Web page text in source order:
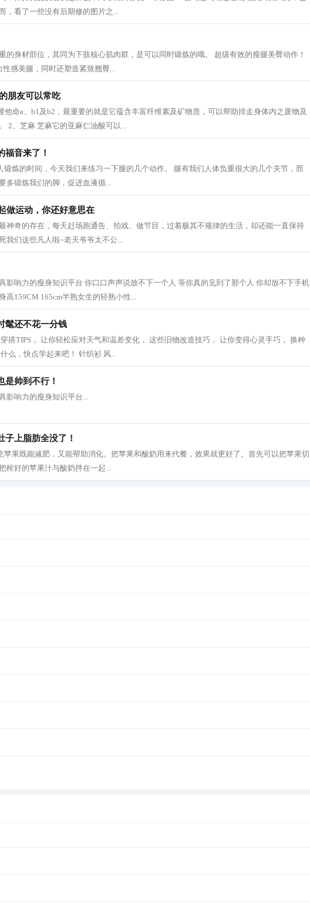
，看了一些没有后期修的图片之...
的身材部位，其同为下肢核心肌肉群，是可以同时锻炼的哦。 超级有效的瘦腿美臀动作！
感美腿，同时还塑造紧致翘臀...
朋友可以常吃
他命a、b1及b2，最重要的就是它蕴含丰富纤维素及矿物质，可以帮助排走身体内之废物及
2、芝麻 芝麻它的亚麻仁油酸可以...
福音来了！
炼的时间，今天我们来练习一下腿的几个动作。 腿有我们人体负重很大的几个关节，而
多锻炼我们的脚，促进血液循...
做运动，你还好意思在
神奇的存在，每天赶场跑通告、拍戏、做节目，过着极其不规律的生活，却还能一直保持
我们这些凡人啦~老天爷爷太不公...
影响力的瘦身知识平台 你口口声声说放不下一个人 等你真的见到了那个人 你却放不下手机
高159CM 165cm半熟女生的轻熟小性...
髦还不花一分钱
搭TIPS， 让你轻松应对天气和温差变化， 这些旧物改造技巧， 让你变得心灵手巧， 换种
么，快点学起来吧！ 针织衫 风...
是帅到不行！
影响力的瘦身知识平台...
子上脂肪全没了！
苹果既能减肥，又能帮助消化。把苹果和酸奶用来代餐，效果就更好了。首先可以把苹果切
榨好的苹果汁与酸奶拌在一起...